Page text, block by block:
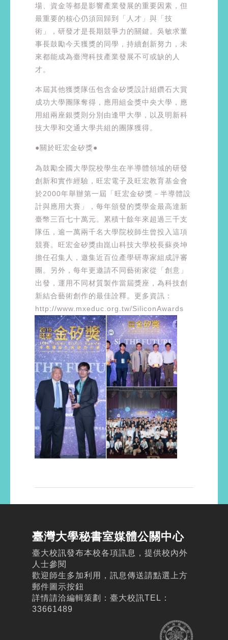
場、資金等都是影響產業發展的重要因素，但
最重要的核心仍須回歸到「人才」與「技
術」，研發才是長期競爭力的關鍵。吳敏求董
事長鼓勵今天獲獎的同學，持續創新努力，未
來都能成為臺灣科技產業發展不可或缺的人
才。
本屆其他獲獎隊伍包含金矽獎設計組鑽石大賞
成功大學團隊奪得，應用組金獎中央大學，應
用組兩座銀獎則分別由逢甲大學，以及明新科
技大學和交通大學共組的團隊獲得。
●關於旺宏金矽獎●
為鼓勵全國大學院校學生在半導體領域的研發
創新和實作經驗，旺宏電子及旺宏教育基金會
於2000年舉辦第一屆「旺宏金矽獎－半導體設
計與應用大賽」，每年頒發的獎學金最高達新
臺幣三百七十萬元。累積十餘年來超過三千支
隊伍，逾一萬兩千名大學院校師生曾投入這項
競賽。旺宏金矽獎由崑山科技大學校長蘇炎坤
擔任召集人，邀集近百位產學研專家組成評審
團。另外，每年更邀請不同藝術家從「創意」
出發，運用不同材質製作當屆獎座，為科技創
新結合藝術創作的最佳詮釋。更多資訊：
http://www.mxeduc.org.tw/SiliconAwards
臺灣大學秘書室媒體公關中心
臺大校訊發布本校各項訊息，提供校內外
人士參閱
歡迎師生多加利用，訊息傳送請點選上方
郵件圖示按鈕
詳情請洽編輯策劃：臺大校訊TEL：
33661489